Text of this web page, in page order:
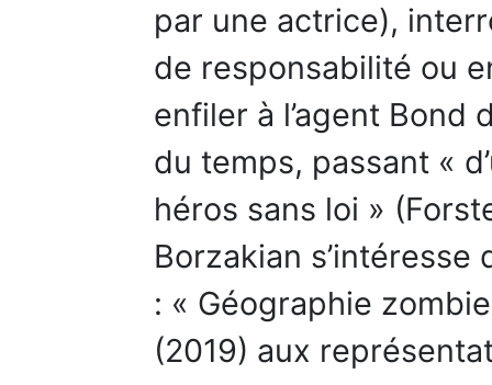
par une actrice),
de responsabilité ou
enfiler à l’agent Bond
du temps, passant «
héros sans loi »
Borzakian
: « Géographie
(2019) aux